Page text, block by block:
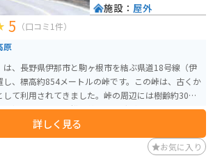
5 （口コミ1件）
原
、長野県伊那市と駒ヶ根市を結ぶ県道18号線（伊
、標高約854メートルの峠です。この峠は、古くか
て利用されてきました。峠の周辺には樹齢約300年
根元には俳人・松尾芭蕉の句碑が建てられていま
期に建立され、歴史的な趣を感じさせます。 程よ
、バイクやスポーツカーで走るのに最高の道です。
す。オープンカーでの走行はとても気持ちの良い
詳しく見る
施設： 屋外
お気に入り